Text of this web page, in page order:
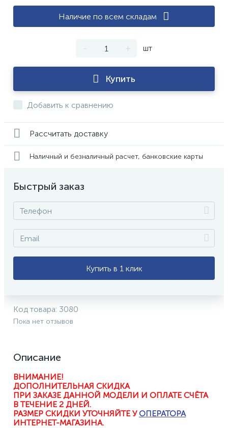
Наличие по всем складам
- + шт
Купить
Добавить к сравнению
Рассчитать доставку
Наличный и безналичный расчет, банковские карты
Быстрый заказ
Купить в 1 клик
Код товара: 3080
Пока нет отзывов
Описание
ВНИМАНИЕ!
ДОПОЛНИТЕЛЬНАЯ СКИДКА
ПРИ ЗАКАЗЕ ДАННОЙ МОДЕЛИ И ОПЛАТЕ СЧЁТА
В ТЕЧЕНИЕ 2 ДНЕЙ.
РАЗМЕР СКИДКИ УТОЧНЯЙТЕ У ОПЕРАТОРА
ИНТЕРНЕТ-МАГАЗИНА.